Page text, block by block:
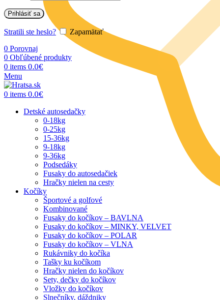
Prihlásiť sa
Stratili ste heslo?
Zapamätať
0 Porovnaj
0 Obľúbené produkty
0 items 0.0€
Menu
0 items 0.0€
Detské autosedačky
0-18kg
0-25kg
15-36kg
9-18kg
9-36kg
Podsedáky
Fusaky do autosedačiek
Hračky nielen na cesty
Kočíky
Športové a golfové
Kombinované
Fusaky do kočíkov – BAVLNA
Fusaky do kočíkov – MINKY, VELVET
Fusaky do kočíkov – POLAR
Fusaky do kočíkov – VLNA
Rukávniky do kočíka
Tašky ku kočíkom
Hračky nielen do kočíkov
Sety, dečky do kočíkov
Vložky do kočíkov
Slnečníky, dáždniky